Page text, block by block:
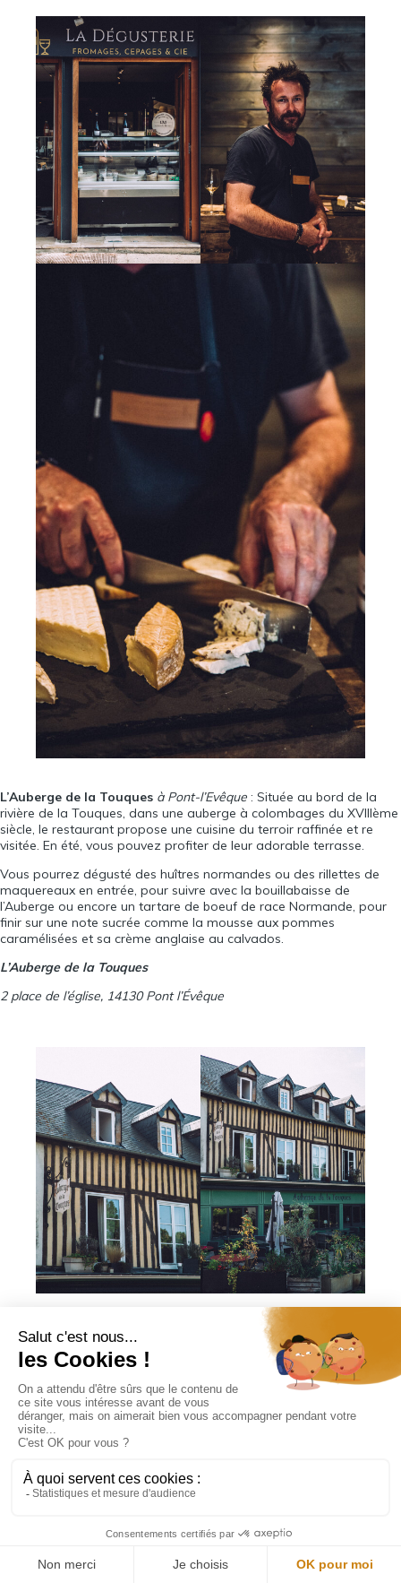
L’Auberge de la Touques à Pont-l’Evêque : Située au bord de la
rivière de la Touques, dans une auberge à colombages du XVIIIème
siècle, le restaurant propose une cuisine du terroir raffinée et re
visitée. En été, vous pouvez profiter de leur adorable terrasse.
Vous pourrez dégusté des huîtres normandes ou des rillettes de
maquereaux en entrée, pour suivre avec la bouillabaisse de
l’Auberge ou encore un tartare de boeuf de race Normande, pour
finir sur une note sucrée comme la mousse aux pommes
caramélisées et sa crème anglaise au calvados.
L’Auberge de la Touques
2 place de l’église, 14130 Pont l’Évêque
L’Auberge le Vieux Tour
: Dans ce restaurant, le chef
travaille avec les meilleurs produits en circuit court et surtout des
produits de saison. Aux beaux jours, vous pouvez profiter de la
terrasse ombragée pour déguster un foie gras de canard en
entrée, ou leur salade de langoustines rôties minutes, un filet de lieu
jaune, petits légumes et bisque de langoustine ou filet de boeuf
normand accompagné de ses pommes de terres grenailles et
terminer avec leur crêpe soufflée en dessert !
L’Auberge le Vieux Tour
Route Départementale 677, 14800 Canapville